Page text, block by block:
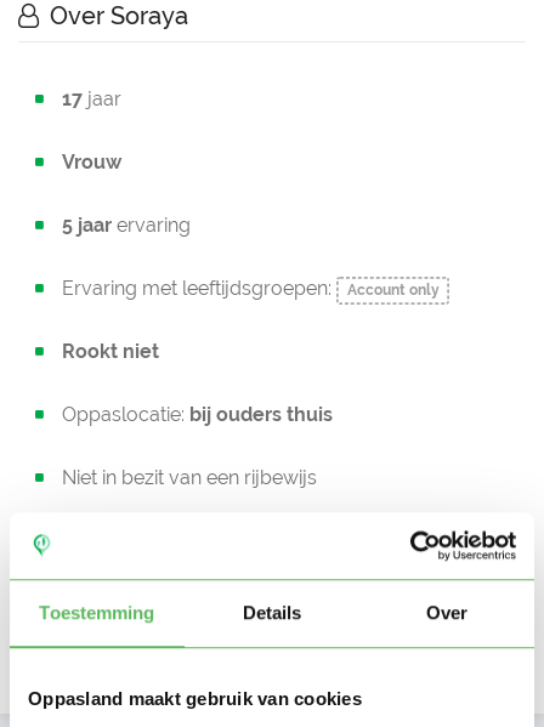
Toestemming Details Over
Oppasland maakt gebruik van cookies
Over Soraya
17 jaar
Vrouw
5 jaar ervaring
Ervaring met leeftijdsgroepen: Account only
Rookt niet
Oppaslocatie: bij ouders thuis
Niet in bezit van een rijbewijs
Beschikbaar vanaf: Account only